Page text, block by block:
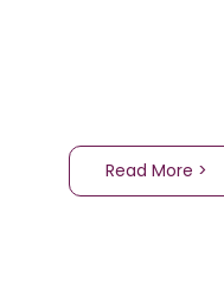
Read More >